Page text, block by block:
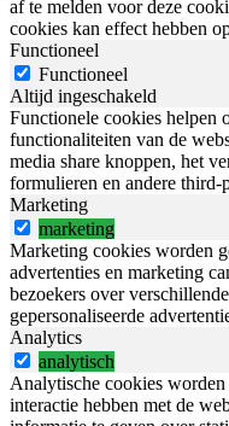
af te melden voor deze
cookies kan effect hebben
Functioneel
Functioneel
Altijd ingeschakeld
Functionele cookies helpen
functionaliteiten van de
media share knoppen, het
formulieren en andere
Marketing
marketing
Marketing cookies worden
advertenties en marketing
bezoekers over
gepersonaliseerde
Analytics
analytisch
Analytische cookies
interactie hebben met de